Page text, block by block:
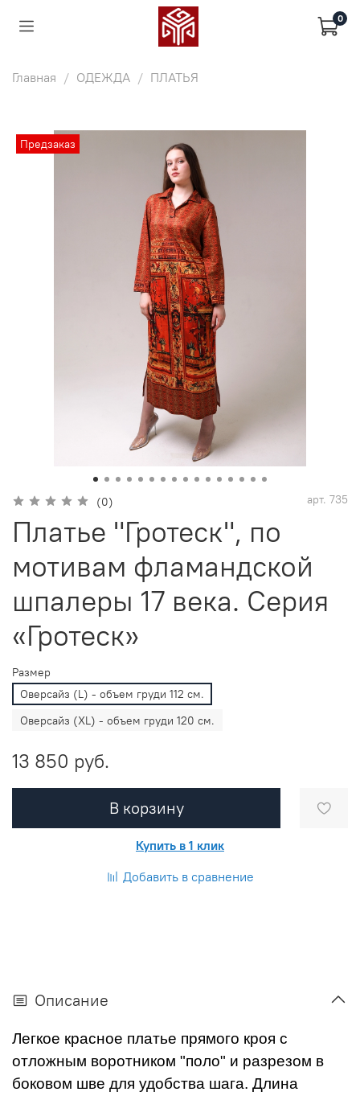
0
Главная ОДЕЖДА ПЛАТЬЯ
Предзаказ
(0) арт. 735
Платье "Гротеск", по
мотивам фламандской
шпалеры 17 века. Серия
«Гротеск»
Размер
Оверсайз (L) - объем груди 112 см.
Оверсайз (XL) - объем груди 120 см.
13 850 руб.
В корзину
Купить в 1 клик
Добавить в сравнение
Описание
Легкое красное платье прямого кроя с
отложным воротником "поло" и разрезом в
боковом шве для удобства шага. Длина